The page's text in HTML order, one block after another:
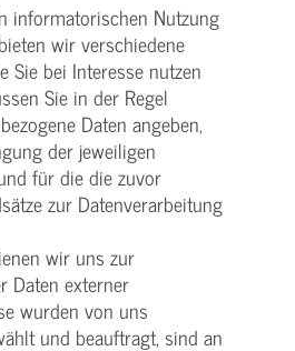
informatorischen Nutzung
wir verschiedene
Sie bei Interesse nutzen
Sie in der Regel
Daten angeben,
der jeweiligen
für die die zuvor
zur Datenverarbeitung
wir uns zur
Daten externer
wurden von uns
und beauftragt, sind an